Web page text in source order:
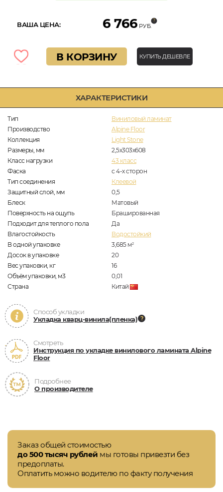
ХАРАКТЕРИСТИКИ
Тип
Виниловый ламинат
Производство
Alpine Floor
Коллекция
Light Stone
Размеры, мм
2,5х303х608
Класс нагрузки
43 класс
Фаска
с 4-х сторон
Тип соединения
Клеевой
Защитный слой, мм
0,5
Блеск
Матовый
Поверхность на ощупь
Брашированная
Подходит для теплого пола
Да
Влагостойкость
Водостойкий
В одной упаковке
3,685 м2
Досок в упаковке
20
Вес упаковки, кг
16
Объём упаковки, м3
0,01
Страна
Китай
Способ укладки
Укладка кварц-винила(пленка)
Смотреть
Инструкция по укладке винилового ламината Alpine
Floor
Подробнее
О производителе
ВАША ЦЕНА: 6 766 РУБ.
В КОРЗИНУ КУПИТЬ ДЕШЕВЛЕ
Заказ общей стоимостью
до 500 тысяч рублей мы готовы привезти без
предоплаты.
Оплатить можно водителю по факту получения